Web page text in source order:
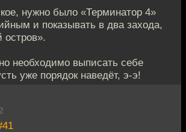
нужно было «Терминатор 4»
и показывать в два захода,
остров».
необходимо выписать себе
уже порядок наведёт, э-э!